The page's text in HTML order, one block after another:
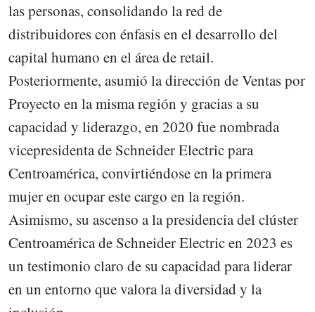
las personas, consolidando la red de
distribuidores con énfasis en el desarrollo del
capital humano en el área de retail.
Posteriormente, asumió la dirección de Ventas por
Proyecto en la misma región y gracias a su
capacidad y liderazgo, en 2020 fue nombrada
vicepresidenta de Schneider Electric para
Centroamérica, convirtiéndose en la primera
mujer en ocupar este cargo en la región.
Asimismo, su ascenso a la presidencia del clúster
Centroamérica de Schneider Electric en 2023 es
un testimonio claro de su capacidad para liderar
en un entorno que valora la diversidad y la